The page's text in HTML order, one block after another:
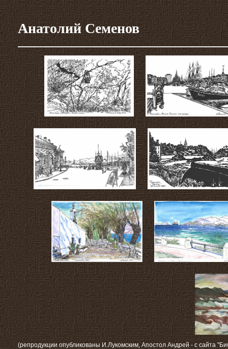
Анатолий Семенов
(репродукции опубликованы И.Лукомским, Апостол Андрей - с сайта